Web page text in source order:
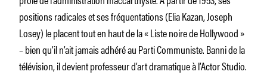
positions radicales et ses fréquentations (Elia Kazan, Joseph
Losey) le placent tout en haut de la « Liste noire de Hollywood »
– bien qu’il n’ait jamais adhéré au Parti Communiste. Banni de la
télévision, il devient professeur d’art dramatique à l’Actor Studio.